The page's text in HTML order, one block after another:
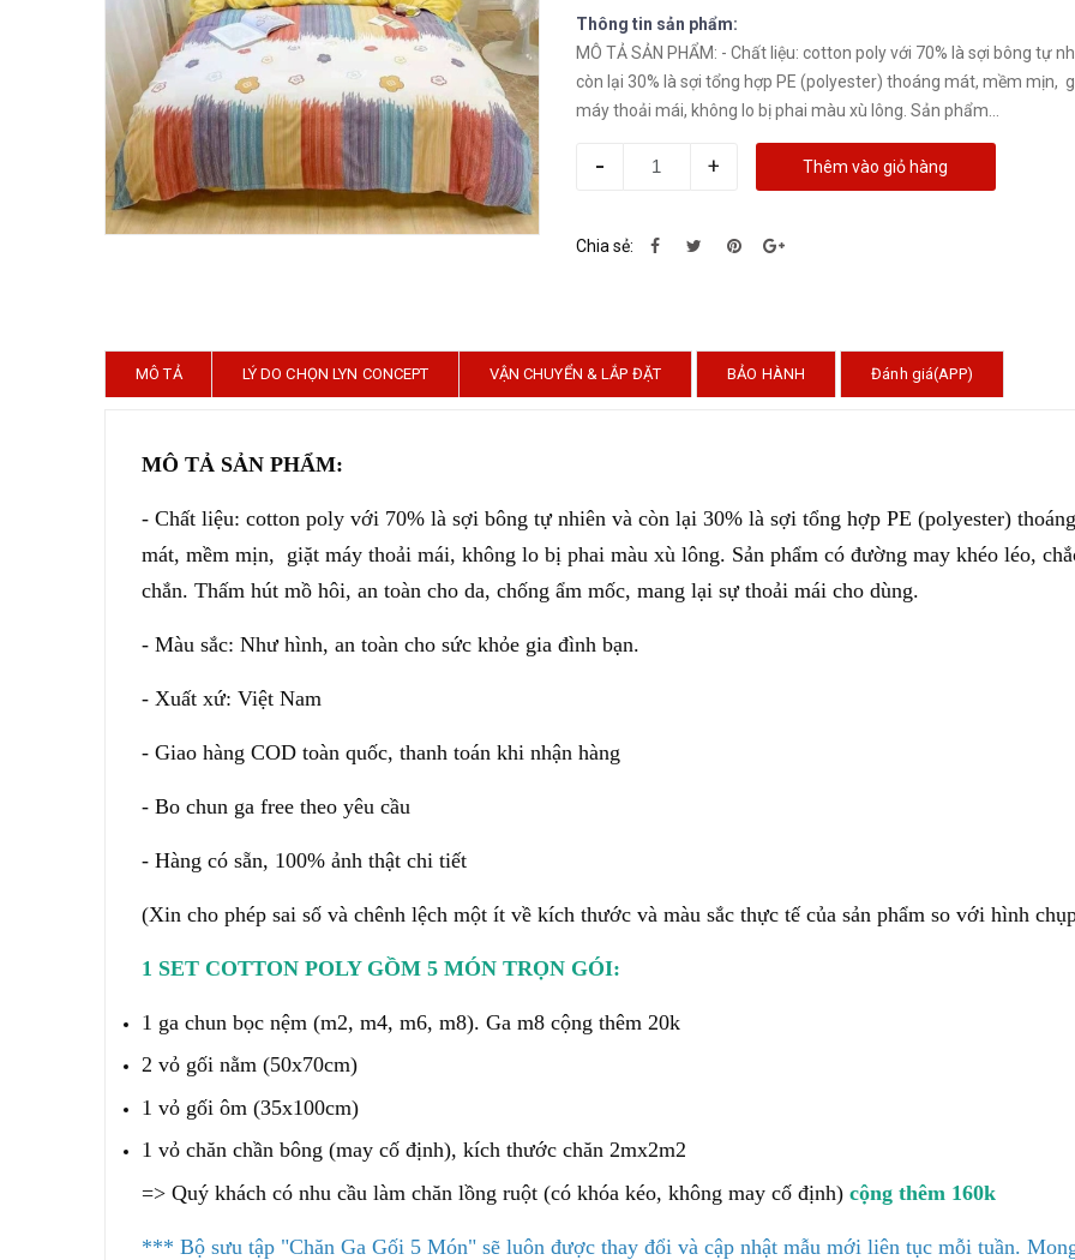
Thông tin sản phẩm:
MÔ TẢ SẢN PHẨM: - Chất liệu: cotton poly với 70% là sợi bông tự
còn lại 30% là sợi tổng hợp PE (polyester) thoáng mát, mềm mịn,
máy thoải mái, không lo bị phai màu xù lông. Sản phẩm...
- + Thêm vào giỏ hàng
Chia sẻ:
MÔ TẢ LÝ DO CHỌN LYN CONCEPT VẬN CHUYỂN & LẮP ĐẶT BẢO HÀNH Đánh giá(APP)
MÔ TẢ SẢN PHẨM:
- Chất liệu: cotton poly với 70% là sợi bông tự nhiên và còn lại 30% là sợi tổng hợp PE (polyester) thoáng
mát, mềm mịn, giặt máy thoải mái, không lo bị phai màu xù lông. Sản phẩm có đường may khéo léo,
chắn. Thấm hút mồ hôi, an toàn cho da, chống ẩm mốc, mang lại sự thoải mái cho dùng.
- Màu sắc: Như hình, an toàn cho sức khỏe gia đình bạn.
- Xuất xứ: Việt Nam
- Giao hàng COD toàn quốc, thanh toán khi nhận hàng
- Bo chun ga free theo yêu cầu
- Hàng có sẵn, 100% ảnh thật chi tiết
(Xin cho phép sai số và chênh lệch một ít về kích thước và màu sắc thực tế của sản phẩm so với hình
1 SET COTTON POLY GỒM 5 MÓN TRỌN GÓI:
1 ga chun bọc nệm (m2, m4, m6, m8). Ga m8 cộng thêm 20k
2 vỏ gối nằm (50x70cm)
1 vỏ gối ôm (35x100cm)
1 vỏ chăn chần bông (may cố định), kích thước chăn 2mx2m2
=> Quý khách có nhu cầu làm chăn lồng ruột (có khóa kéo, không may cố định) cộng thêm 160k
*** Bộ sưu tập "Chăn Ga Gối 5 Món" sẽ luôn được thay đổi và cập nhật mẫu mới liên tục mỗi tuần.